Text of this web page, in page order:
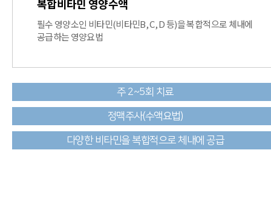
복합비타민 영양수액
필수 영양소인 비타민(비타민B, C, D 등)을 복합적으로 체내에
공급하는 영양요법
주 2~5회 치료
정맥주사(수액요법)
다양한 비타민을 복합적으로 체내에 공급